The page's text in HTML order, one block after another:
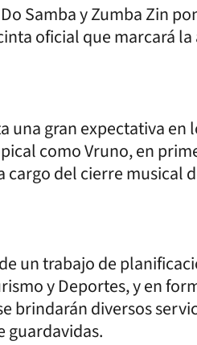
Samba y Zumba Zin
oficial que marcará
una gran expectativa
como Vruno, en
cargo del cierre musical
un trabajo de
y Deportes, y en
brindarán diversos
guardavidas.